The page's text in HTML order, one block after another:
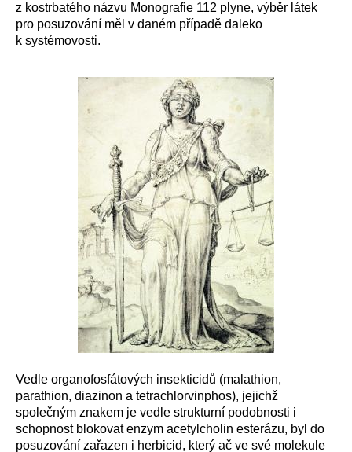
z kostrbatého názvu Monografie 112 plyne, výběr látek
pro posuzování měl v daném případě daleko
k systémovosti.
Vedle organofosfátových insekticidů (malathion,
parathion, diazinon a tetrachlorvinphos), jejichž
společným znakem je vedle strukturní podobnosti i
schopnost blokovat enzym acetylcholin esterázu, byl do
posuzování zařazen i herbicid, který ač ve své molekule